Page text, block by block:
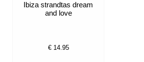
Ibiza strandtas dream
and love
€ 14.95